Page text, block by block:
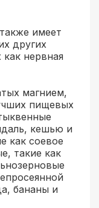
имеет
других
нервная
магнием,
пищевых
кешью и
как соевое
такие как
бананы и